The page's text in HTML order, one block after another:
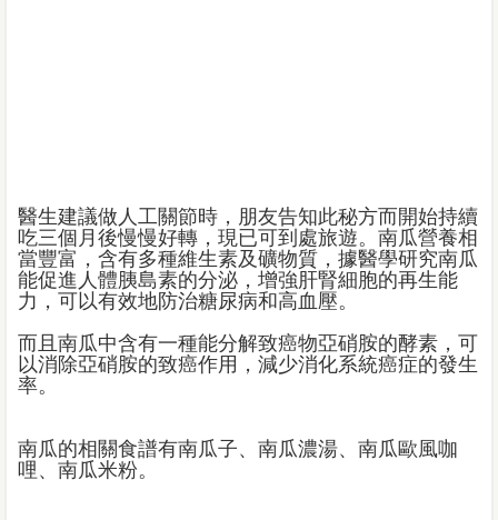
醫生建議做人工關節時，朋友告知此秘方而開始持續
吃三個月後慢慢好轉，現已可到處旅遊。南瓜營養相
當豐富，含有多種維生素及礦物質，據醫學研究南瓜
能促進人體胰島素的分泌，增強肝腎細胞的再生能
力，可以有效地防治糖尿病和高血壓。
而且南瓜中含有一種能分解致癌物亞硝胺的酵素，可
以消除亞硝胺的致癌作用，減少消化系統癌症的發生
率。
南瓜的相關食譜有南瓜子、南瓜濃湯、南瓜歐風咖
哩、南瓜米粉。